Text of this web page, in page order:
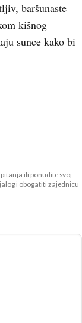
baršunaste
kišnog
sunce kako bi
ili ponudite svoj
i obogatiti zajednicu